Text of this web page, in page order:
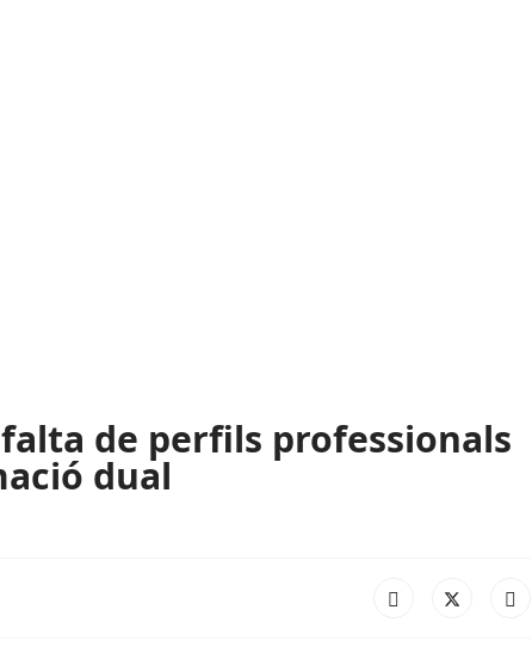
de perfils professionals
dual